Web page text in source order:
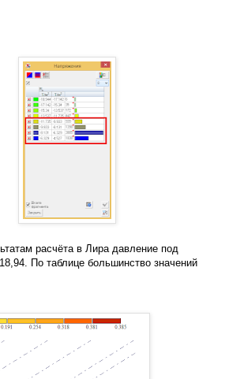
расчёта в Лира давление под
По таблице большинство значений